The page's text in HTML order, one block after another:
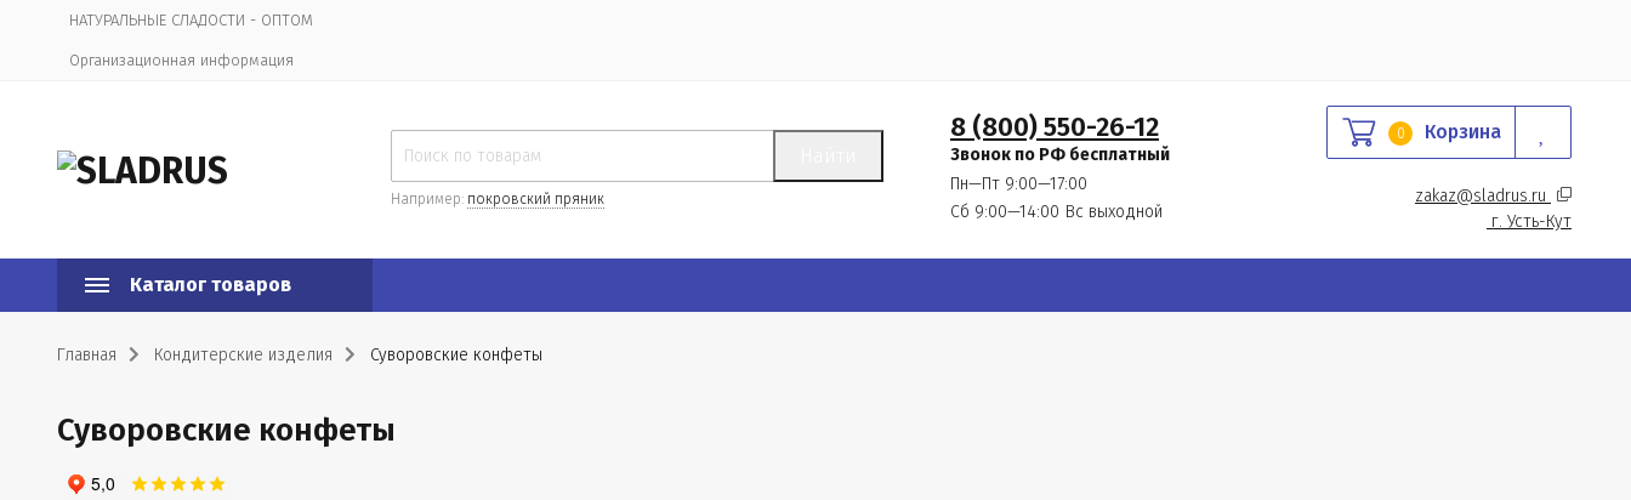
НАТУРАЛЬНЫЕ СЛАДОСТИ - ОПТОМ
Организационная информация
Например: покровский пряник
8 (800) 550-26-12
Звонок по РФ бесплатный
Пн—Пт 9:00—17:00
Сб 9:00—14:00 Вс выходной
0 Корзина
zakaz@sladrus.ru
г. Усть-Кут
Каталог товаров
Главная Кондитерские изделия Суворовские конфеты
Суворовские конфеты